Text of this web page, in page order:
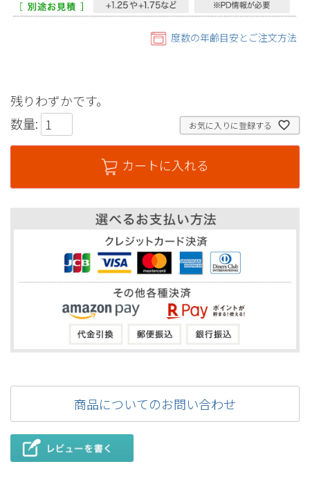
度数の年齢目安とご注文方法
残りわずかです。
お気に入りに登録する
数量:
カートに入れる
商品についてのお問い合わせ